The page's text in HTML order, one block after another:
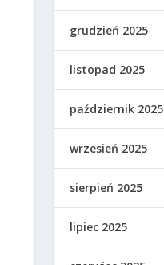
grudzień 2025
listopad 2025
październik 2025
wrzesień 2025
sierpień 2025
lipiec 2025